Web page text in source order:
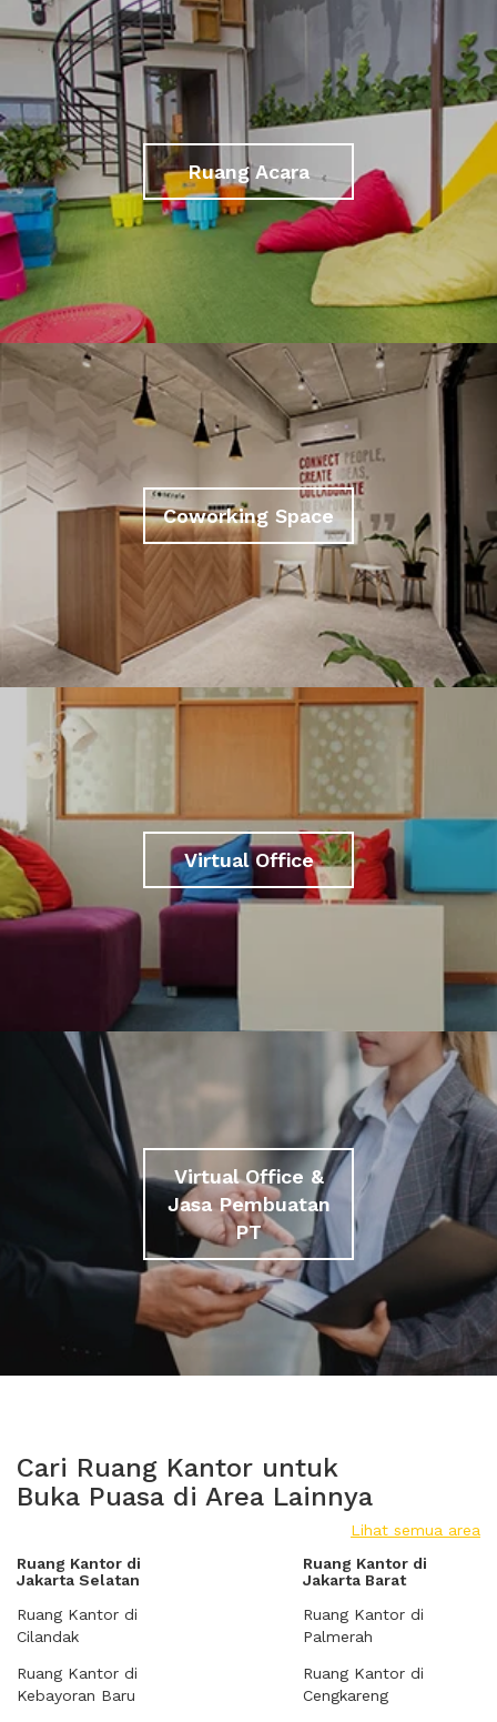
Ruang Acara
Coworking Space
Virtual Office
Virtual Office &
Jasa Pembuatan
PT
Cari Ruang Kantor untuk
Buka Puasa di Area Lainnya
Lihat semua area
Ruang Kantor di
Jakarta Selatan
Ruang Kantor di
Cilandak
Ruang Kantor di
Kebayoran Baru
Ruang Kantor di
Jakarta Barat
Ruang Kantor di
Palmerah
Ruang Kantor di
Cengkareng